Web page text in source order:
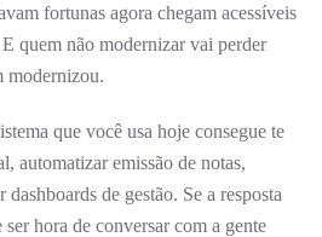
fortunas agora chegam acessíveis
quem não modernizar vai perder
modernizou.
que você usa hoje consegue te
automatizar emissão de notas,
de gestão. Se a resposta
hora de conversar com a gente